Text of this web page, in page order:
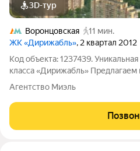
3D-тур
Воронцовская
11 мин.
ЖК «Дирижабль», 2 квартал 2012
Код объекта: 1237439.
класса «Дирижабль»
трёхкомнатную квартиру
комфорта, стиля и современного
Агентство Миэль